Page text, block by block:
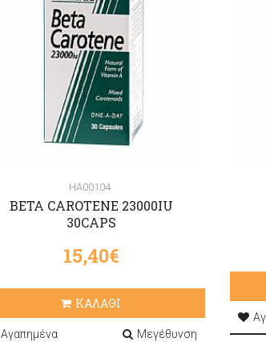
HA00104
BETA CAROTENE 23000IU
30CAPS
15,40€
ΚΑΛΑΘΙ
Αγαπημένα Μεγέθυνση